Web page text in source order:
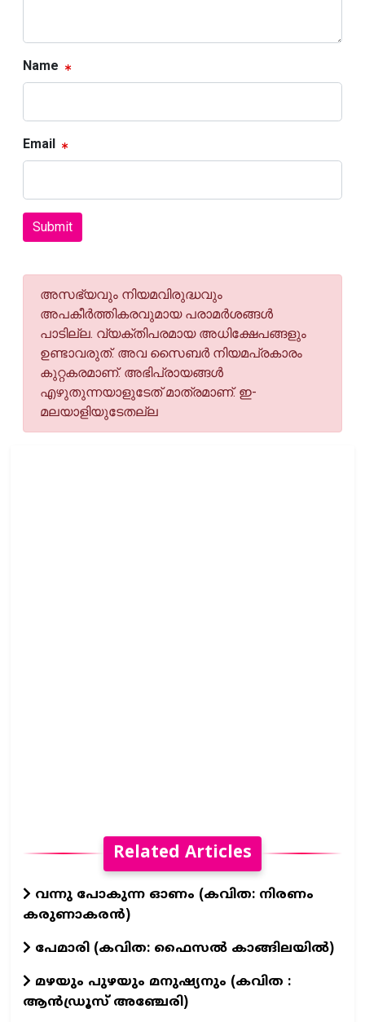
Name
Email
Submit
അസഭ്യവും നിയമവിരുദ്ധവും
അപകീര്‍ത്തികരവുമായ പരാമര്‍ശങ്ങള്‍
പാടില്ല. വ്യക്തിപരമായ അധിക്ഷേപങ്ങളും
ഉണ്ടാവരുത്. അവ സൈബര്‍ നിയമപ്രകാരം
കുറ്റകരമാണ്. അഭിപ്രായങ്ങള്‍
എഴുതുന്നയാളുടേത് മാത്രമാണ്. ഇ-
മലയാളിയുടേതല്ല
Related Articles
വന്നു പോകുന്ന ഓണം (കവിത: നിരണം
കരുണാകരൻ)
പേമാരി (കവിത: ഫൈസല്‍ കാങ്ങിലയില്‍)
മഴയും പുഴയും മനുഷ്യനും (കവിത :
ആൻഡ്രൂസ് അഞ്ചേരി)